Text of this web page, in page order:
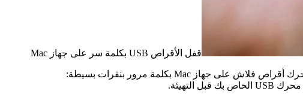
قفل الأقراص USB بكلمة سر على جهاز Mac